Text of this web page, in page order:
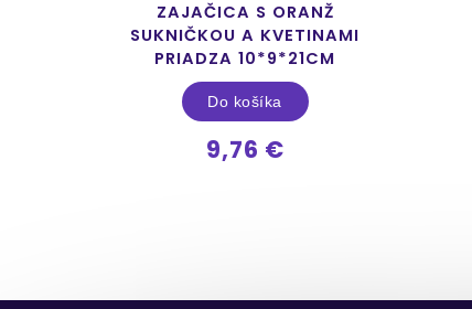
ZAJAČICA S ORANŽ
SUKNIČKOU A KVETINAMI
PRIADZA 10*9*21CM
9,76 €
Do košíka